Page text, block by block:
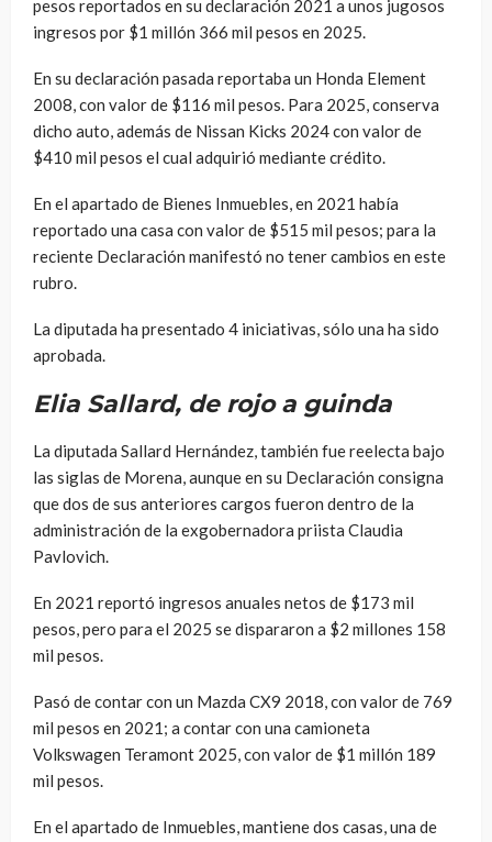
pesos reportados en su declaración 2021 a unos jugosos
ingresos por $1 millón 366 mil pesos en 2025.
En su declaración pasada reportaba un Honda Element
2008, con valor de $116 mil pesos. Para 2025, conserva
dicho auto, además de Nissan Kicks 2024 con valor de
$410 mil pesos el cual adquirió mediante crédito.
En el apartado de Bienes Inmuebles, en 2021 había
reportado una casa con valor de $515 mil pesos; para la
reciente Declaración manifestó no tener cambios en este
rubro.
La diputada ha presentado 4 iniciativas, sólo una ha sido
aprobada.
Elia Sallard, de rojo a guinda
La diputada Sallard Hernández, también fue reelecta bajo
las siglas de Morena, aunque en su Declaración consigna
que dos de sus anteriores cargos fueron dentro de la
administración de la exgobernadora priista Claudia
Pavlovich.
En 2021 reportó ingresos anuales netos de $173 mil
pesos, pero para el 2025 se dispararon a $2 millones 158
mil pesos.
Pasó de contar con un Mazda CX9 2018, con valor de 769
mil pesos en 2021; a contar con una camioneta
Volkswagen Teramont 2025, con valor de $1 millón 189
mil pesos.
En el apartado de Inmuebles, mantiene dos casas, una de